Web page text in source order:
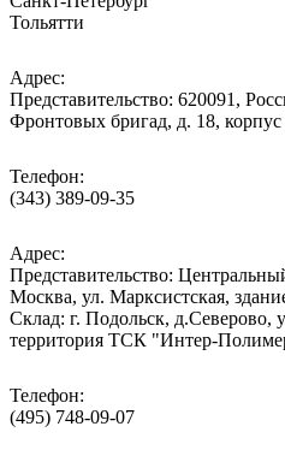
Тольятти
Адрес:
Представительство: 620091,
Фронтовых бригад, д. 18,
Телефон:
(343) 389-09-35
Адрес:
Представительство:
Москва, ул. Марксистская,
Cклад: г. Подольск, д.Северово,
территория ТСК "Интер-
Телефон:
(495) 748-09-07